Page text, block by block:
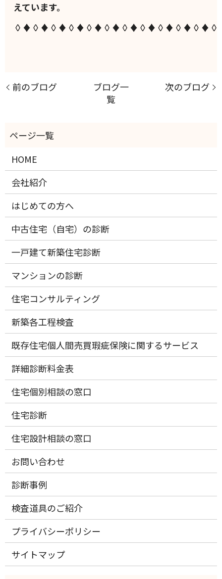
えています。
前のブログ
ブログ一
覧
次のブログ
HOME
会社紹介
はじめての方へ
中古住宅（自宅）の診断
一戸建て新築住宅診断
マンションの診断
住宅コンサルティング
新築各工程検査
既存住宅個人間売買瑕疵保険に関するサービス
詳細診断料金表
住宅個別相談の窓口
住宅診断
住宅設計相談の窓口
お問い合わせ
診断事例
検査道具のご紹介
プライバシーポリシー
サイトマップ